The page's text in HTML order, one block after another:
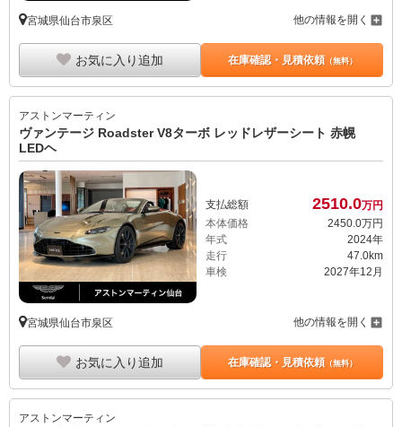
宮城県仙台市泉区 他の情報を開く
お気に入り追加 在庫確認・見積依頼（無料）
アストンマーティン
ヴァンテージ Roadster V8ターボ レッドレザーシート 赤幌
LEDヘ
支払総額 2510.0万円
本体価格
2450. 0万円
年式
2024年
走行
47.0km
車検
2027年12月
宮城県仙台市泉区 他の情報を開く
お気に入り追加 在庫確認・見積依頼（無料）
アストンマーティン